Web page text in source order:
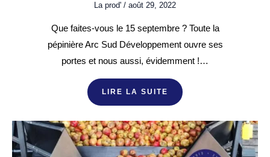
La prod' / août 29, 2022
Que faites-vous le 15 septembre ? Toute la
pépinière Arc Sud Développement ouvre ses
portes et nous aussi, évidemment !…
LIRE LA SUITE